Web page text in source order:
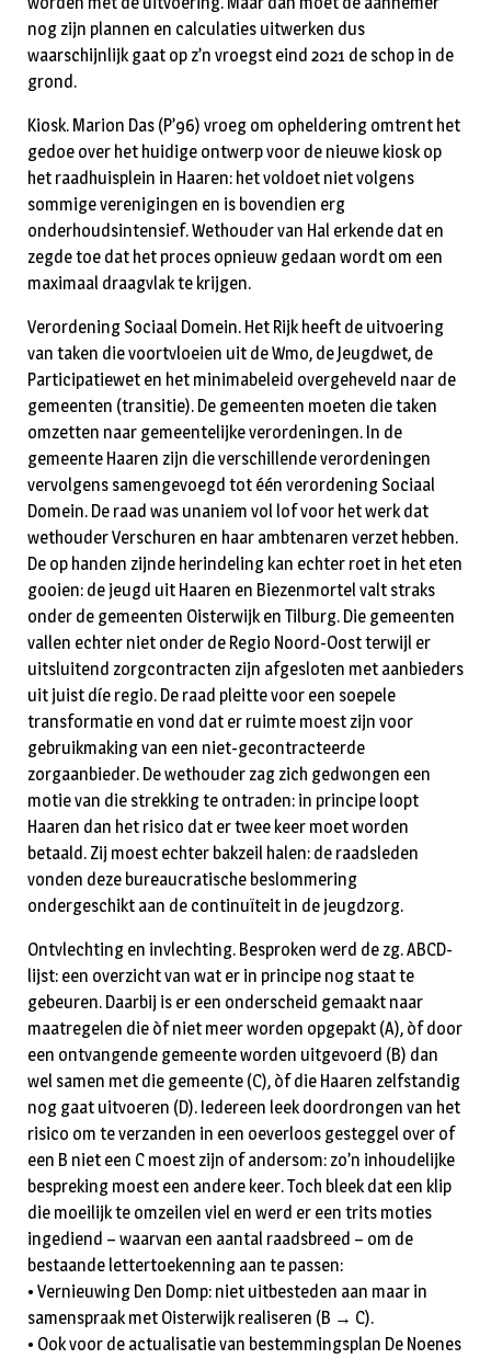
nog zijn plannen en calculaties uitwerken dus
waarschijnlijk gaat op z’n vroegst eind 2021 de schop in de
grond.
Kiosk. Marion Das (P’96) vroeg om opheldering omtrent het
gedoe over het huidige ontwerp voor de nieuwe kiosk op
het raadhuisplein in Haaren: het voldoet niet volgens
sommige verenigingen en is bovendien erg
onderhoudsintensief. Wethouder van Hal erkende dat en
zegde toe dat het proces opnieuw gedaan wordt om een
maximaal draagvlak te krijgen.
Verordening Sociaal Domein. Het Rijk heeft de uitvoering
van taken die voortvloeien uit de Wmo, de Jeugdwet, de
Participatiewet en het minimabeleid overgeheveld naar de
gemeenten (transitie). De gemeenten moeten die taken
omzetten naar gemeentelijke verordeningen. In de
gemeente Haaren zijn die verschillende verordeningen
vervolgens samengevoegd tot één verordening Sociaal
Domein. De raad was unaniem vol lof voor het werk dat
wethouder Verschuren en haar ambtenaren verzet hebben.
De op handen zijnde herindeling kan echter roet in het eten
gooien: de jeugd uit Haaren en Biezenmortel valt straks
onder de gemeenten Oisterwijk en Tilburg. Die gemeenten
vallen echter niet onder de Regio Noord-Oost terwijl er
uitsluitend zorgcontracten zijn afgesloten met aanbieders
uit juist díe regio. De raad pleitte voor een soepele
transformatie en vond dat er ruimte moest zijn voor
gebruikmaking van een niet-gecontracteerde
zorgaanbieder. De wethouder zag zich gedwongen een
motie van die strekking te ontraden: in principe loopt
Haaren dan het risico dat er twee keer moet worden
betaald. Zij moest echter bakzeil halen: de raadsleden
vonden deze bureaucratische beslommering
ondergeschikt aan de continuïteit in de jeugdzorg.
Ontvlechting en invlechting. Besproken werd de zg. ABCD-
lijst: een overzicht van wat er in principe nog staat te
gebeuren. Daarbij is er een onderscheid gemaakt naar
maatregelen die òf niet meer worden opgepakt (A), òf door
een ontvangende gemeente worden uitgevoerd (B) dan
wel samen met die gemeente (C), òf die Haaren zelfstandig
nog gaat uitvoeren (D). Iedereen leek doordrongen van het
risico om te verzanden in een oeverloos gesteggel over of
een B niet een C moest zijn of andersom: zo’n inhoudelijke
bespreking moest een andere keer. Toch bleek dat een klip
die moeilijk te omzeilen viel en werd er een trits moties
ingediend – waarvan een aantal raadsbreed – om de
bestaande lettertoekenning aan te passen:
• Vernieuwing Den Domp: niet uitbesteden aan maar in
samenspraak met Oisterwijk realiseren (B → C).
• Ook voor de actualisatie van bestemmingsplan De Noenes